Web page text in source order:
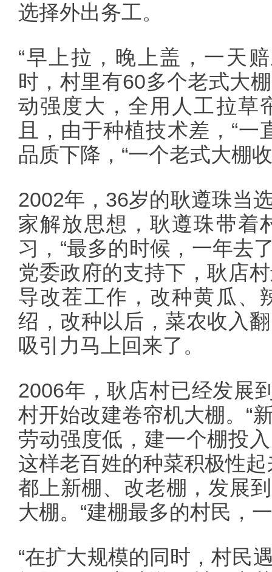
选择外出务工。
“早上拉，晚上盖，一天
时，村里有60多个老式大
动强度大，全用人工拉草
且，由于种植技术差，“
品质下降，“一个老式大棚
2002年，36岁的耿遵珠当
家解放思想，耿遵珠带着
习，“最多的时候，一年去
党委政府的支持下，耿店
导改茬工作，改种黄瓜、
绍，改种以后，菜农收入
吸引力马上回来了。
2006年，耿店村已经发展
村开始改建卷帘机大棚。“
劳动强度低，建一个棚投
这样老百姓的种菜积极性
都上新棚、改老棚，发展
大棚。“建棚最多的村民，
“在扩大规模的同时，村民